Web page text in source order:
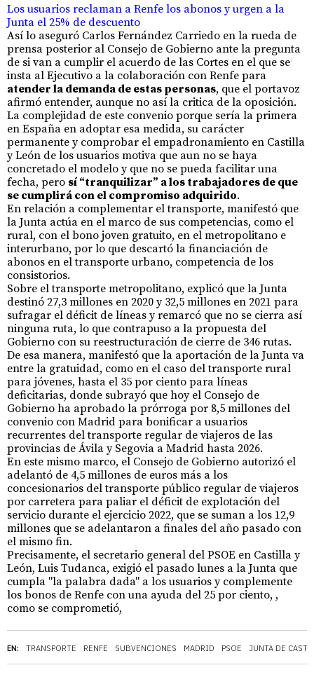
EN: TRANSPORTE RENFE SUBVENCIONES MADRID PSOE JUNTA DE
Los usuarios reclaman a Renfe los abonos y urgen a la
Junta el 25% de descuento
Así lo aseguró Carlos Fernández Carriedo en la rueda de
prensa posterior al Consejo de Gobierno ante la pregunta
de si van a cumplir el acuerdo de las Cortes en el que se
insta al Ejecutivo a la colaboración con Renfe para
atender la demanda de estas personas, que el portavoz
afirmó entender, aunque no así la critica de la oposición.
La complejidad de este convenio porque sería la primera
en España en adoptar esa medida, su carácter
permanente y comprobar el empadronamiento en Castilla
y León de los usuarios motiva que aun no se haya
concretado el modelo y que no se pueda facilitar una
fecha, pero sí “tranquilizar” a los trabajadores de que
se cumplirá con el compromiso adquirido.
En relación a complementar el transporte, manifestó que
la Junta actúa en el marco de sus competencias, como el
rural, con el bono joven gratuito, en el metropolitano e
interurbano, por lo que descartó la financiación de
abonos en el transporte urbano, competencia de los
consistorios.
Sobre el transporte metropolitano, explicó que la Junta
destinó 27,3 millones en 2020 y 32,5 millones en 2021 para
sufragar el déficit de líneas y remarcó que no se cierra así
ninguna ruta, lo que contrapuso a la propuesta del
Gobierno con su reestructuración de cierre de 346 rutas.
De esa manera, manifestó que la aportación de la Junta va
entre la gratuidad, como en el caso del transporte rural
para jóvenes, hasta el 35 por ciento para líneas
deficitarias, donde subrayó que hoy el Consejo de
Gobierno ha aprobado la prórroga por 8,5 millones del
convenio con Madrid para bonificar a usuarios
recurrentes del transporte regular de viajeros de las
provincias de Ávila y Segovia a Madrid hasta 2026.
En este mismo marco, el Consejo de Gobierno autorizó el
adelantó de 4,5 millones de euros más a los
concesionarios del transporte público regular de viajeros
por carretera para paliar el déficit de explotación del
servicio durante el ejercicio 2022, que se suman a los 12,9
millones que se adelantaron a finales del año pasado con
el mismo fin.
Precisamente, el secretario general del PSOE en Castilla y
León, Luis Tudanca, exigió el pasado lunes a la Junta que
cumpla "la palabra dada" a los usuarios y complemente
los bonos de Renfe con una ayuda del 25 por ciento, ,
como se comprometió,